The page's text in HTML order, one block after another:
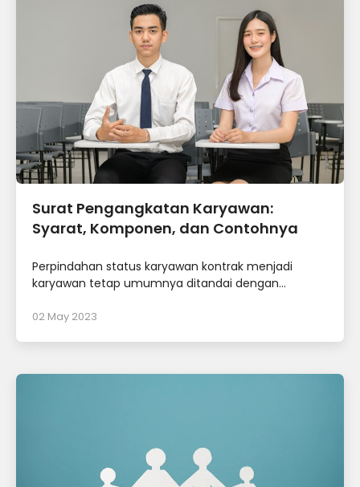
Surat Pengangkatan Karyawan:
Syarat, Komponen, dan Contohnya
Perpindahan status karyawan kontrak menjadi
karyawan tetap umumnya ditandai dengan...
02 May 2023